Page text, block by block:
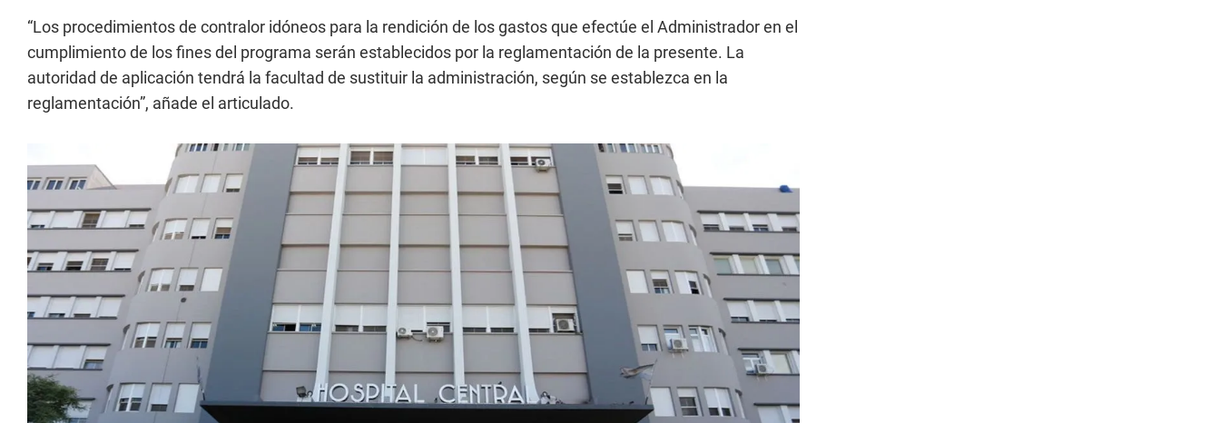
“Los procedimientos de contralor idóneos para la rendición de los gastos que efectúe el Administrador en el
cumplimiento de los fines del programa serán establecidos por la reglamentación de la presente. La
autoridad de aplicación tendrá la facultad de sustituir la administración, según se establezca en la
reglamentación”, añade el articulado.